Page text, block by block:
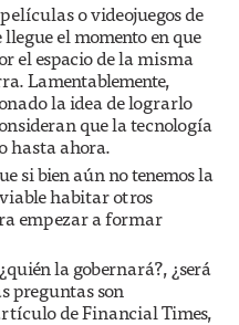
o videojuegos de
el momento en que
el espacio de la misma
Lamentablemente,
la idea de lograrlo
que la tecnología
hasta ahora.
si bien aún no tenemos la
habitar otros
empezar a formar
la gobernará?, ¿será
preguntas son
de Financial Times,